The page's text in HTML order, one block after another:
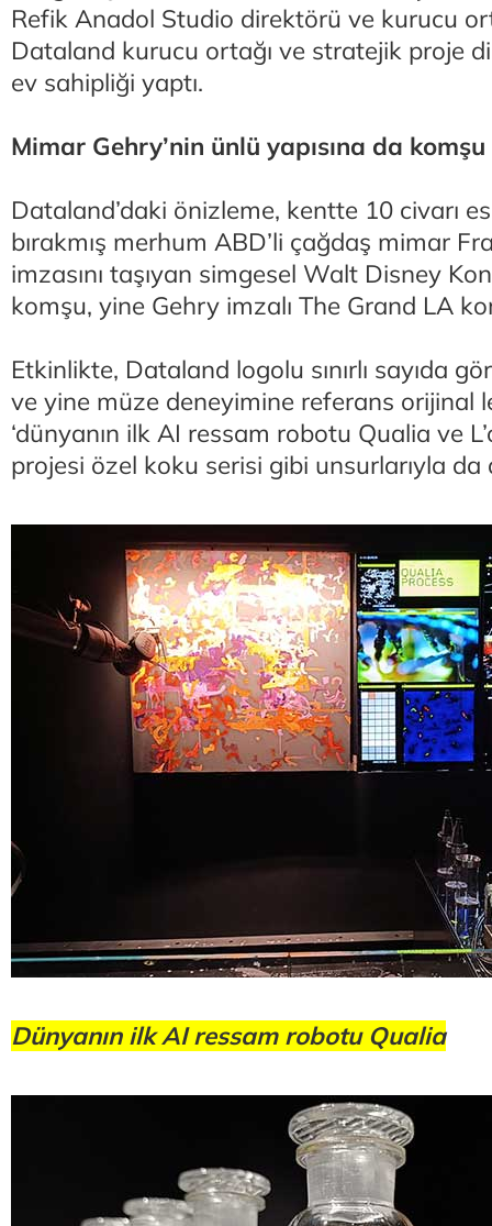
Refik Anadol Studio direktörü ve kurucu
Dataland kurucu ortağı ve stratejik proje
ev sahipliği yaptı.
Mimar Gehry’nin ünlü yapısına da
Dataland’daki önizleme, kentte 10 civarı
bırakmış merhum ABD’li çağdaş mimar
imzasını taşıyan simgesel Walt Disney
komşu, yine Gehry imzalı The Grand LA
Etkinlikte, Dataland logolu sınırlı sayıda
ve yine müze deneyimine referans orijinal
‘dünyanın ilk AI ressam robotu Qualia ve
projesi özel koku serisi gibi unsurlarıyla da
Dünyanın ilk AI ressam robotu Qualia